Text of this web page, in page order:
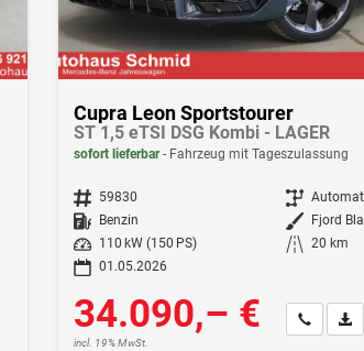
Cupra Leon Sportstourer
ST 1,5 eTSI DSG Kombi - LAGER
sofort lieferbar Fahrzeug mit Tageszulassung
Fahrzeugnr. 59830 Getriebe
Kraftstoff
Benzin Außenfarbe
Fjord
Leistung
110 kW (150 PS) Kilometerstand 20 km
01.05.2026
34.090,– €
incl. 19% MwSt.
Wir